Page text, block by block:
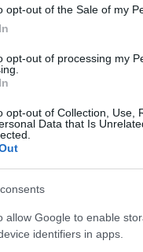
opt-out of the Sale of my
opt-out of processing my
opt-out of Collection, Use,
Data that Is
allow Google to enable
identifiers in apps.
che mi faceva
un
male e a
di rimettermi in